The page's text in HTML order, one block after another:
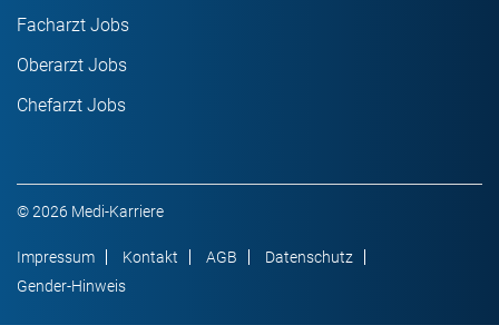
Facharzt Jobs
Oberarzt Jobs
Chefarzt Jobs
© 2026 Medi-Karriere
Impressum Kontakt AGB
Datenschutz
Gender-Hinweis